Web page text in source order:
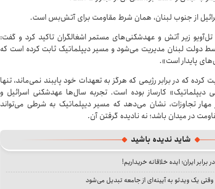
از جنوب لبنان، همان شرط مقاومت برای آتش‌بس است.
تل‌آویو زیر آتش و عهدشکنی‌های مستمر اشغالگران تاکید کرد و گفت:
دولت لبنان مدیریت می‌شود و مسیر دیپلماتیک ثابت کرده است که
پایدار است».
که در برابر رژیمی که هرگز به تعهدات خود پایبند نمی‌ماند، تنها
دیپلماتیک» کارساز بوده است. تجربه سال‌ها عهدشکنی اسرائیل و
مهار تجاوزات، نشان می‌دهد که مسیر دیپلماتیک به شرطی می‌تواند
در میدان باشد؛ نه نادیده گرفتن آن.
شاید ندیده باشید
ایران؛ ایده خلاقانه خریداریم!
یک ویدئو به آیینه‌ای از جامعه تبدیل می‌شود